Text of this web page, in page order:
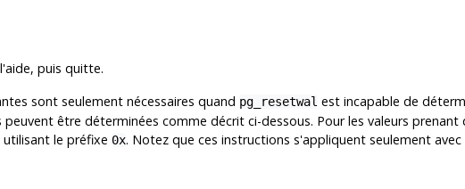
puis quitte.
sont seulement nécessaires quand pg_resetwal est incapable de
peuvent être déterminées comme décrit ci-dessous. Pour les valeurs
le préfixe 0x. Notez que ces instructions s'appliquent seulement